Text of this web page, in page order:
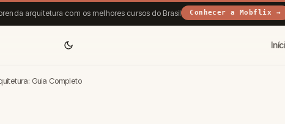
arquitetura com os melhores cursos do Brasil Conhecer a Mobflix →
Guia Completo